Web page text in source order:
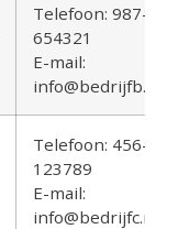
Telefoon: 987-
654321
E-mail:
info@bedrijfb.nl
Telefoon: 456-
123789
E-mail:
info@bedrijfc.nl